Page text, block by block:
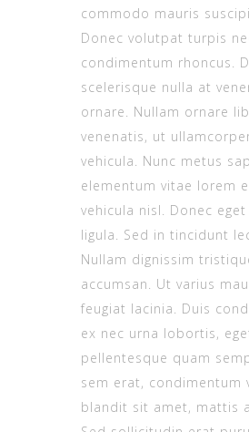
commodo mauris
Donec volutpat turpis
condimentum rhoncus.
scelerisque nulla at
ornare. Nullam ornare
venenatis, ut
vehicula. Nunc metus
elementum vitae lorem
vehicula nisl. Donec
ligula. Sed in tincidunt
Nullam dignissim
accumsan. Ut varius
feugiat lacinia. Duis
ex nec urna lobortis,
pellentesque quam
sem erat, condimentum
blandit sit amet, mattis